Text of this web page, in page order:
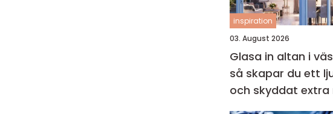
inspiration
03. August 2026
Glasa in altan i
så skapar du ett
och skyddat extra